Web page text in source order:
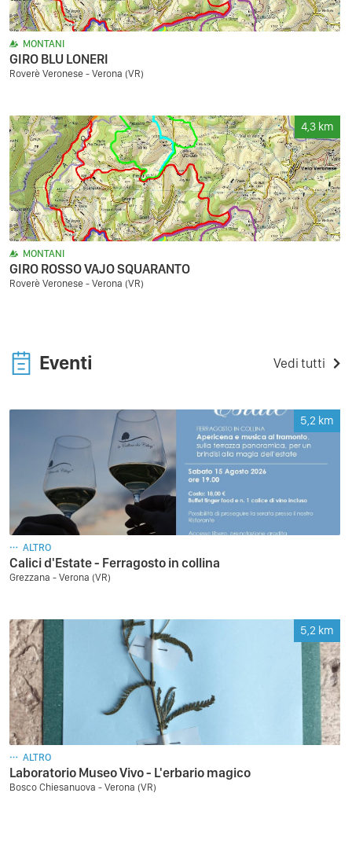
MONTANI
GIRO BLU LONERI
Roverè Veronese - Verona (VR)
4,3 km
MONTANI
GIRO ROSSO VAJO SQUARANTO
Roverè Veronese - Verona (VR)
Eventi Vedi tutti
5,2 km
ALTRO
Calici d'Estate - Ferragosto in collina
Grezzana - Verona (VR)
5,2 km
ALTRO
Laboratorio Museo Vivo - L'erbario magico
Bosco Chiesanuova - Verona (VR)